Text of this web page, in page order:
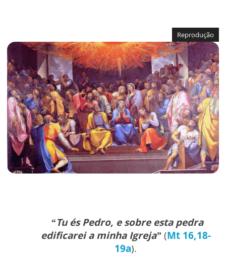
Reprodução
“Tu és Pedro, e sobre esta pedra
edificarei a minha Igreja”(Mt 16,18-
19a).